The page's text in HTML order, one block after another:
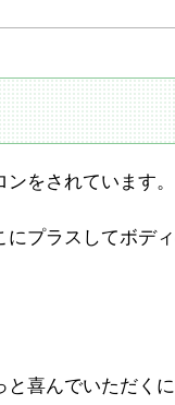
をされています。
プラスしてボデ
喜んでいただく